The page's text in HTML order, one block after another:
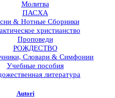
Молитва
ПАСХА
& Нотные Сборники
христианство
Проповеди
РОЖДЕСТВО
Словари & Симфонии
Учебные пособия
литература
Autori